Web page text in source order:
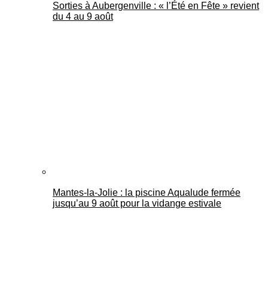
Sorties à Aubergenville : « l’Été en Fête » revient
du 4 au 9 août
Mantes-la-Jolie : la piscine Aqualude fermée
jusqu’au 9 août pour la vidange estivale